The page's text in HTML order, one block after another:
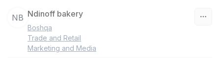
O‘zbekiston
NB Ndinoff bakery
Boshqa
Trade and Retail
Marketing and Media